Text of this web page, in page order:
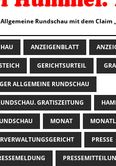
Rundschau mit dem Claim
ANZEIGENBLATT
GERICHTSURTEIL
ALLGEMEINE RUNDSCHAU
GRATISZEITUNG
MONAT
PRESSE